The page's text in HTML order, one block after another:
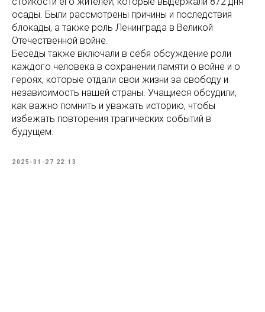
осады. Были рассмотрены причины и последствия
блокады, а также роль Ленинграда в Великой
Отечественной войне.
Беседы также включали в себя обсуждение роли
каждого человека в сохранении памяти о войне и о
героях, которые отдали свои жизни за свободу и
независимость нашей страны. Учащиеся обсудили,
как важно помнить и уважать историю, чтобы
избежать повторения трагических событий в
будущем.
2025-01-27 22:13